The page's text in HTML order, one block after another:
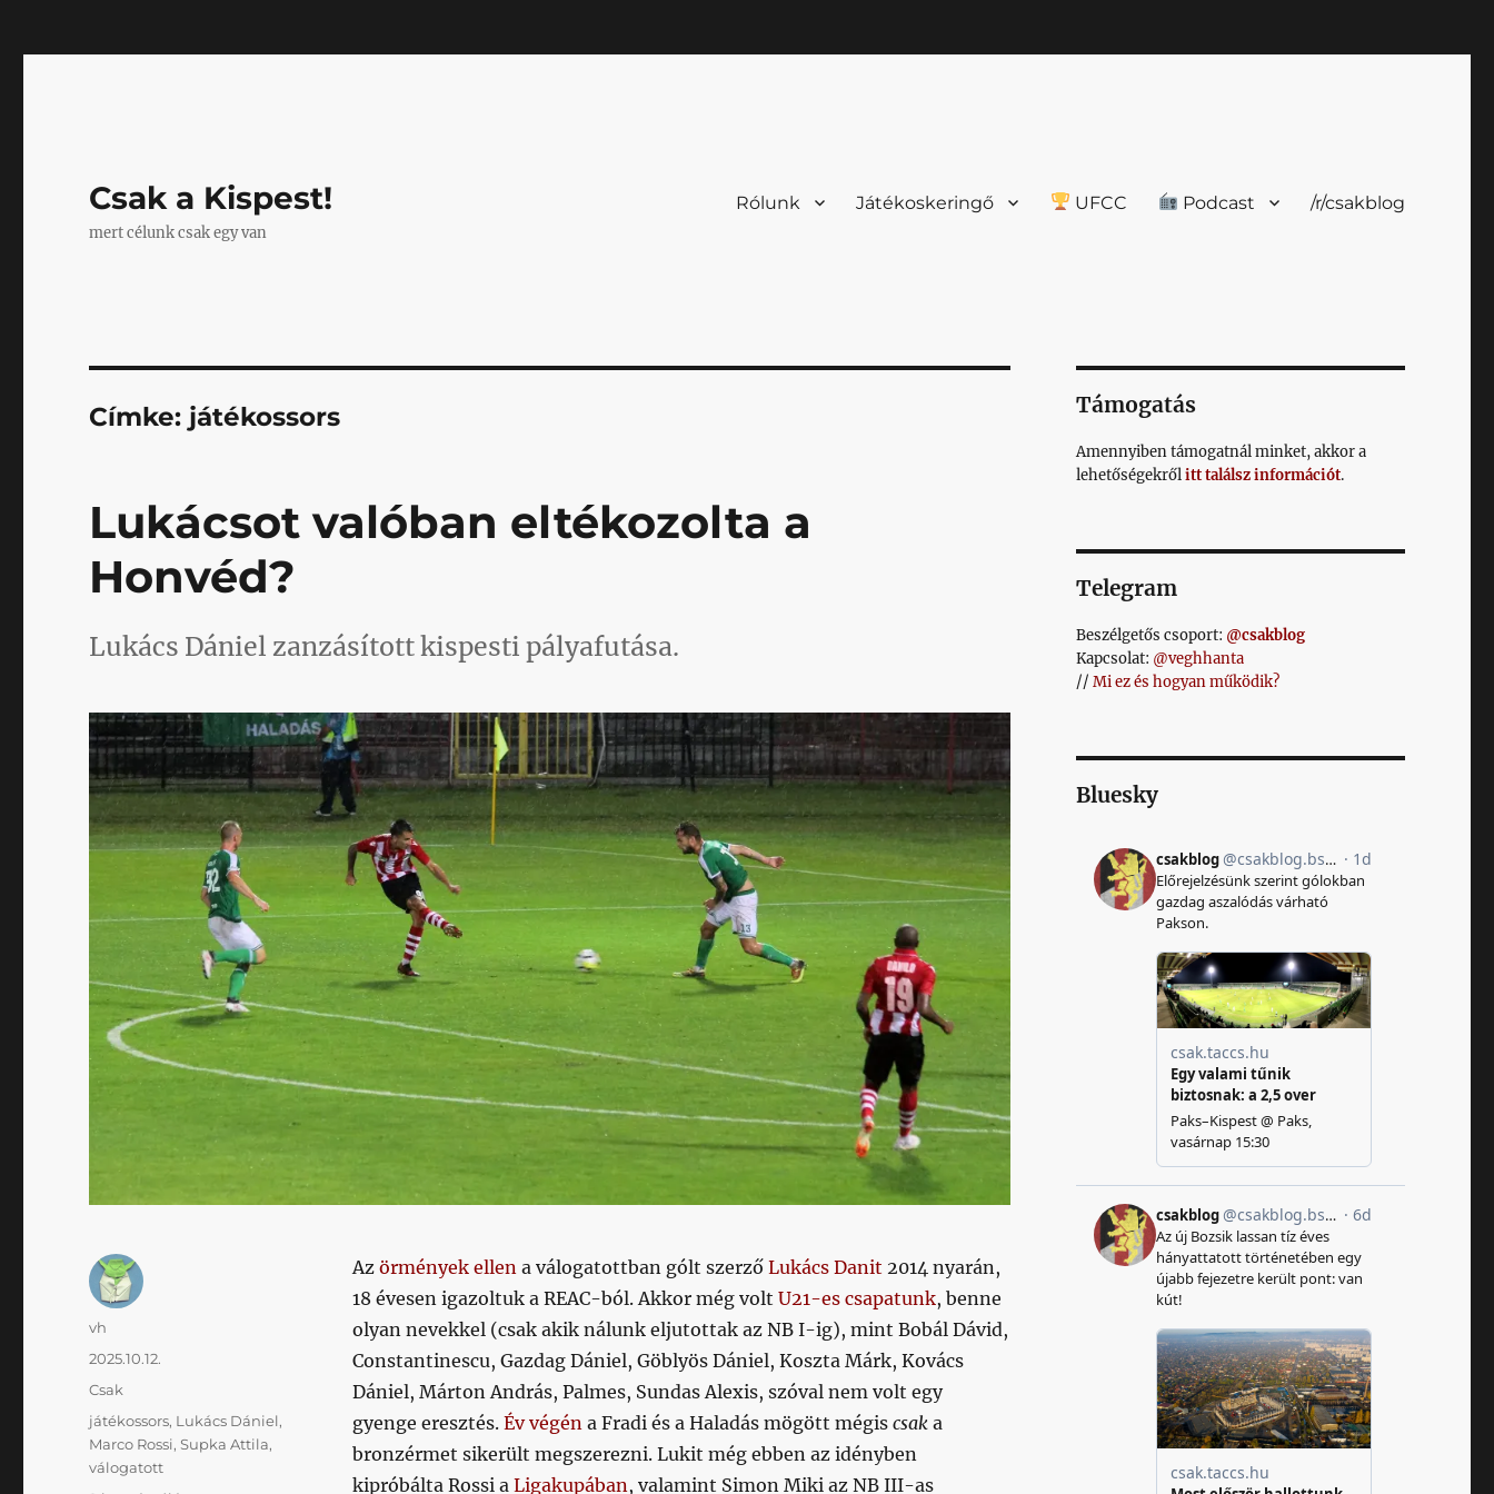
Csak a Kispest!
mert célunk csak egy van
Rólunk Játékoskeringő UFCC Podcast /r/csakblog
Címke: játékossors
Lukácsot valóban eltékozolta a
Honvéd?
Lukács Dániel zanzásított kispesti pályafutása.
Az örmények ellena válogatottban gólt szerző Lukács Danit 2014 nyarán,
18 évesen igazoltuk a REAC-ból. Akkor még volt U21-es csapatunk, benne
olyan nevekkel (csak akik nálunk eljutottak az NB I-ig), mint Bobál Dávid,
Constantinescu, Gazdag Dániel, Göblyös Dániel, Koszta Márk, Kovács
Dániel, Márton András, Palmes, Sundas Alexis, szóval nem volt egy
gyenge eresztés. Év végéna Fradi és a Haladás mögött mégis csaka
bronzérmet sikerült megszerezni. Lukit még ebben az idényben
kipróbálta Rossi a Ligakupában, valamint Simon Miki az NB III-as
Szerző
vh
Közzétéve
2025.10.12.
Kategória
Csak
Címke
játékossors, Lukács Dániel,
Marco Rossi,Supka Attila,
válogatott
Támogatás
Amennyiben támogatnál minket, akkor a
lehetőségekrőlitt találsz információt.
Telegram
Beszélgetős csoport: @csakblog
Kapcsolat: @veghhanta
// Mi ez és hogyan működik?
Bluesky